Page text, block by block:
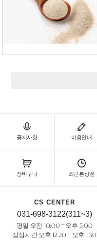
공지사항 이용안내
장바구니 최근본상품
CS CENTER
031-698-3122(311~3)
평일 오전 10:00 ~ 오후 5:00
점심시간 오후 12:20 ~ 오후 1:30